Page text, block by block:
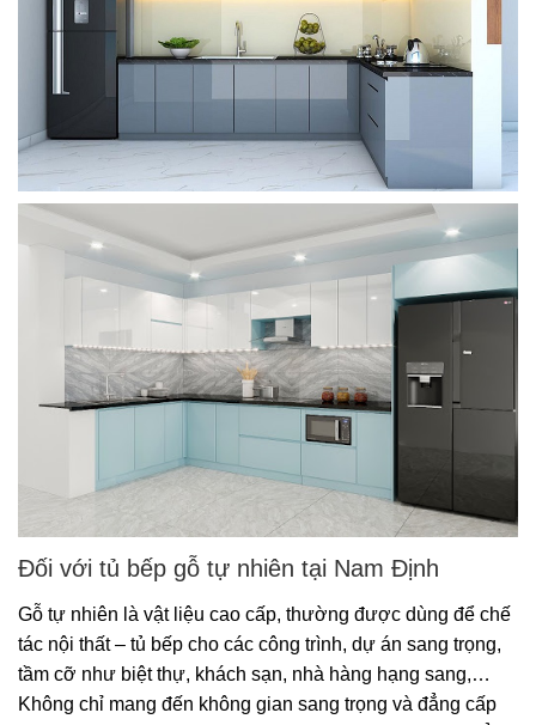
Đối với tủ bếp gỗ tự nhiên tại Nam Định
Gỗ tự nhiên là vật liệu cao cấp, thường được dùng để chế
tác nội thất – tủ bếp cho các công trình, dự án sang trọng,
tầm cỡ như biệt thự, khách sạn, nhà hàng hạng sang,…
Không chỉ mang đến không gian sang trọng và đẳng cấp